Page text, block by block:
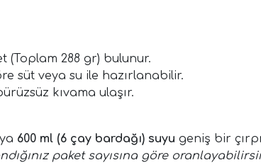
(Toplam 288 gr) bulunur.
süt veya su ile hazırlanabilir.
kıvama ulaşır.
600 ml (6 çay bardağı) suyu geniş bir
paket sayısına göre